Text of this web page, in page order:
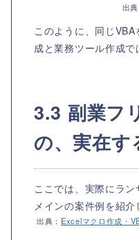
出典
このように、同じ
成と業務ツール作成で
3.3 副業フ
の、実在す
ここでは、実際にラ
メインの案件例を紹介
出典： Excelマクロ作成・